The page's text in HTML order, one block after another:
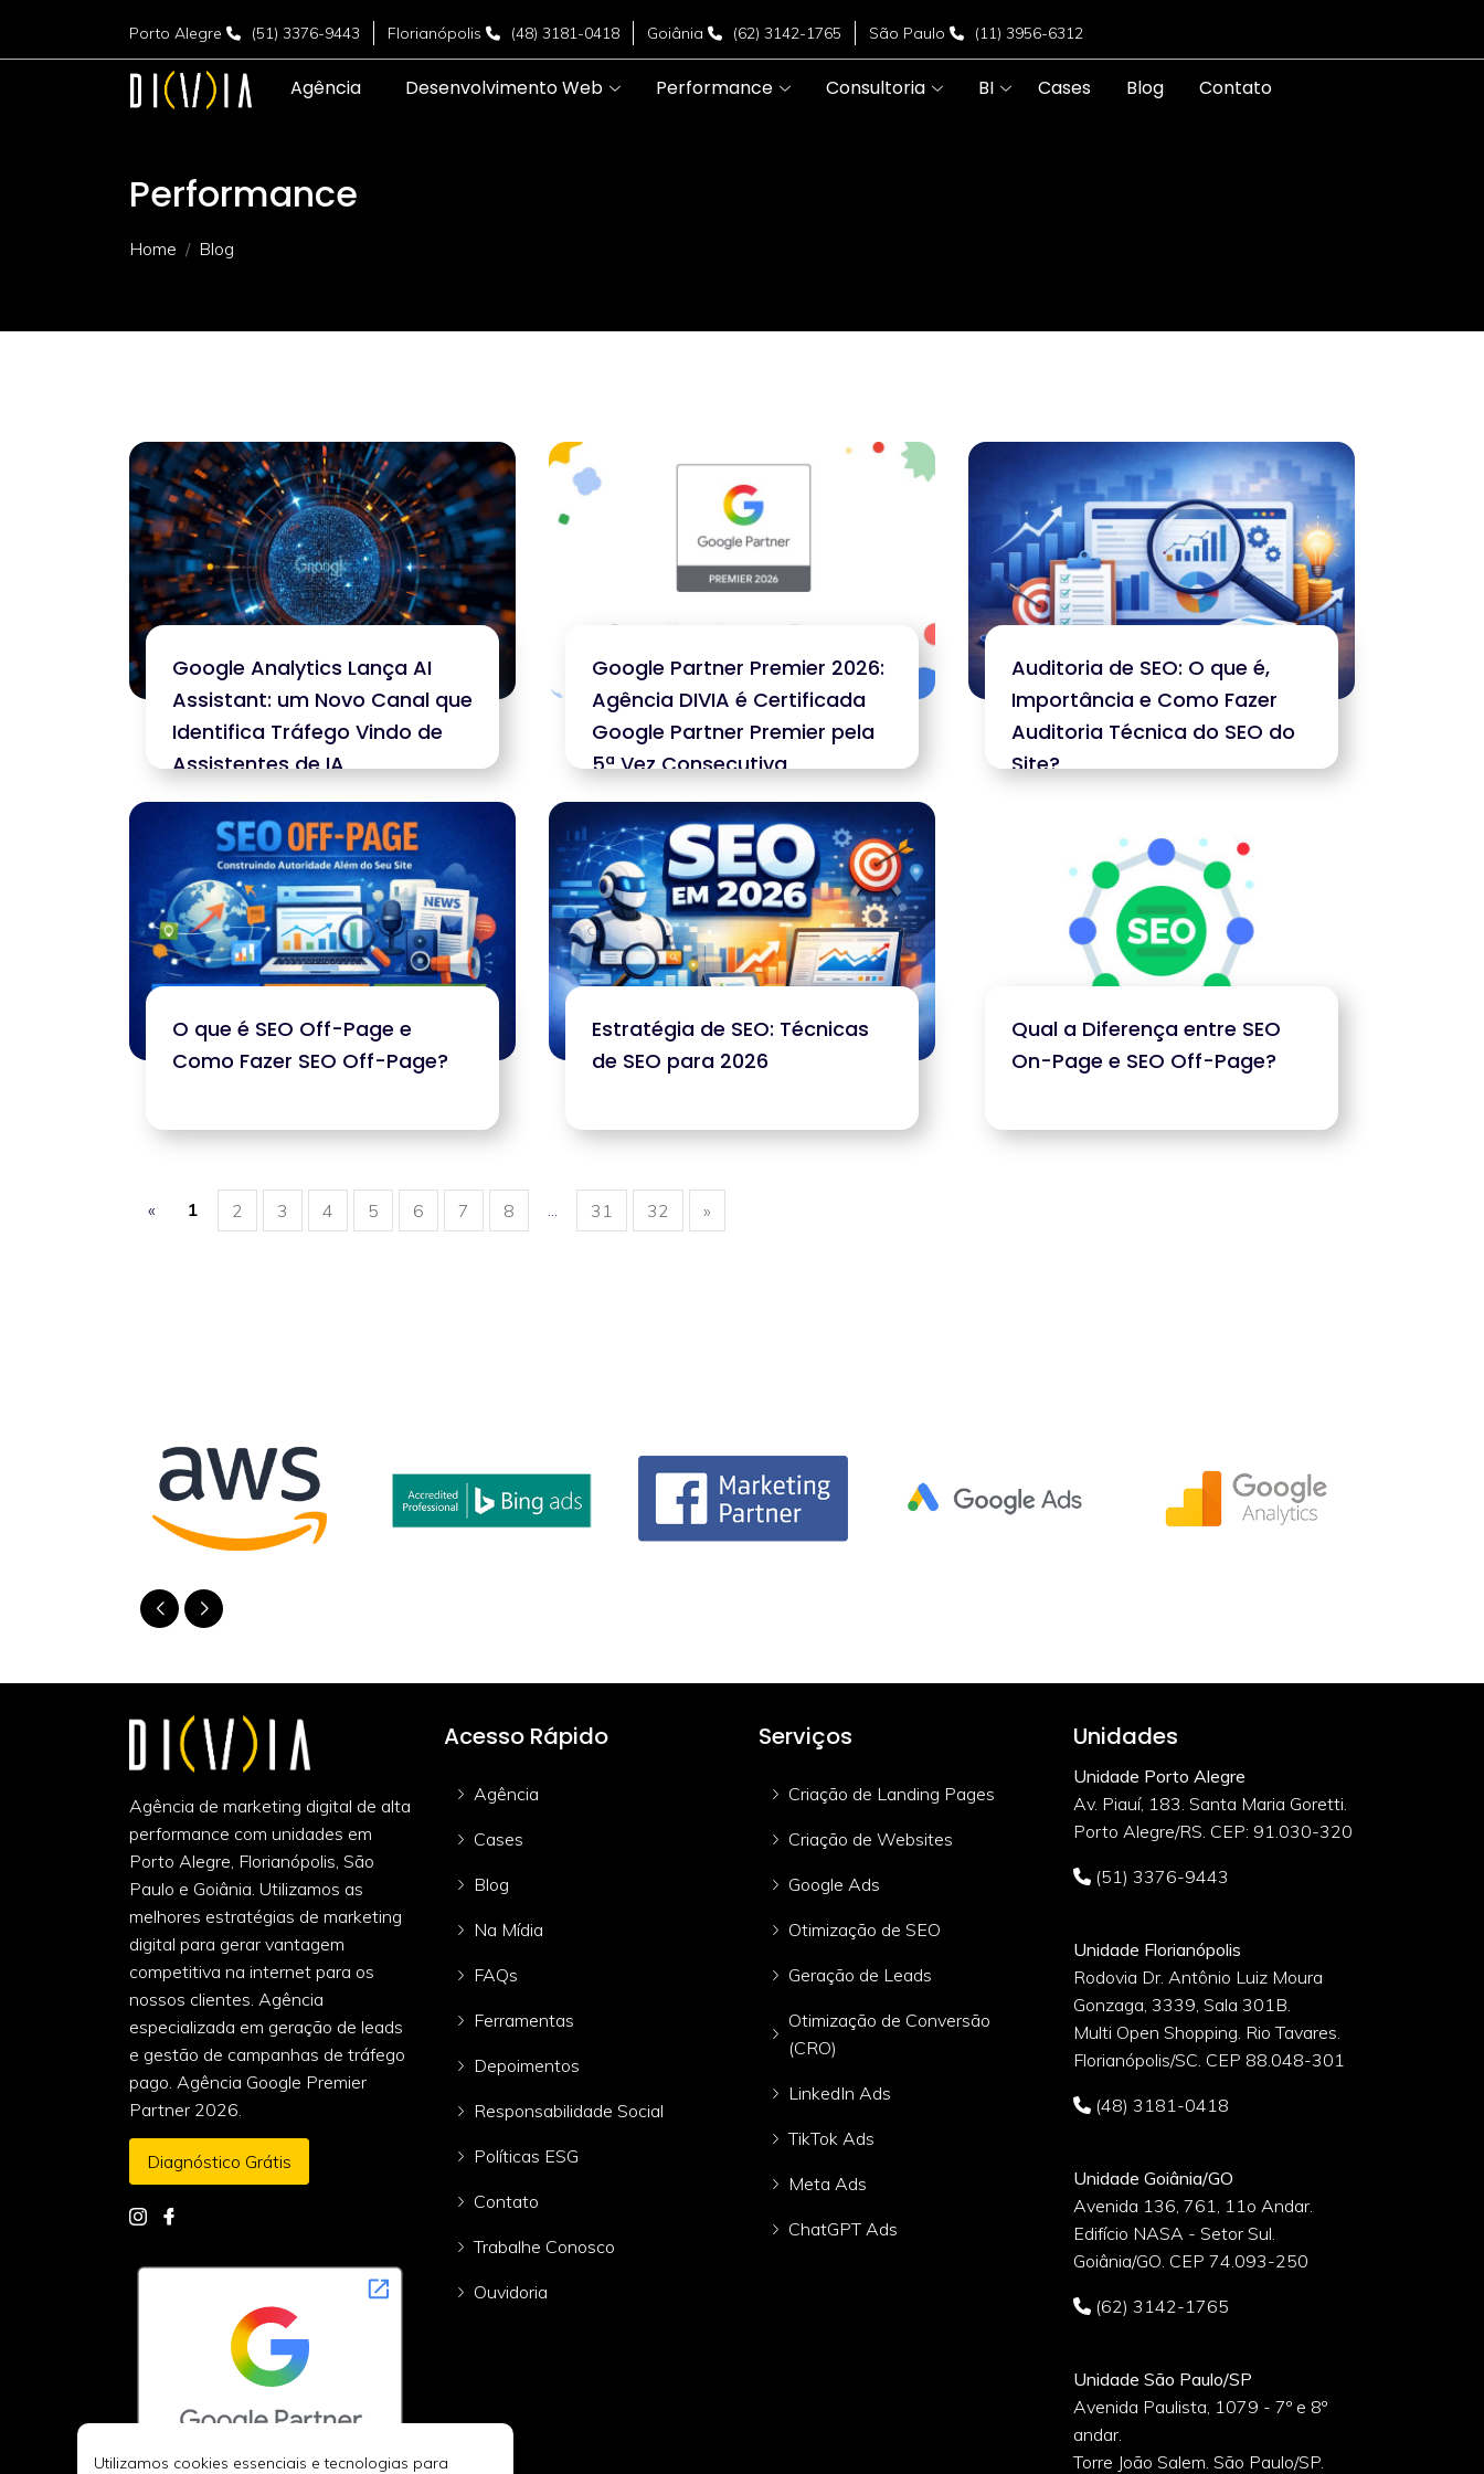
Porto Alegre (51) 3376-9443 Florianópolis (48) 3181-0418 Goiânia (62) 3142-1765 São Paulo (11) 3956-6312
Agência Desenvolvimento Web Performance Consultoria BI Cases Blog Contato
Performance
Home Blog
Google Analytics Lança AI
Assistant: um Novo Canal que
Identifica Tráfego Vindo de
Assistentes de IA
Google Partner Premier 2026:
Agência DIVIA é Certificada
Google Partner Premier pela
5ª Vez Consecutiva
Auditoria de SEO: O que é,
Importância e Como Fazer
Auditoria Técnica do SEO do
Site?
O que é SEO Off-Page e
Como Fazer SEO Off-Page?
Estratégia de SEO: Técnicas
de SEO para 2026
Qual a Diferença entre SEO
On-Page e SEO Off-Page?
« 1 2 3 4 5 6 7 8 31 32 »
Agência de marketing digital de alta
performance com unidades em
Porto Alegre, Florianópolis, São
Paulo e Goiânia. Utilizamos as
melhores estratégias de marketing
digital para gerar vantagem
competitiva na internet para os
nossos clientes. Agência
especializada em geração de leads
e gestão de campanhas de tráfego
pago. Agência Google Premier
Partner 2026.
Diagnóstico Grátis
Acesso Rápido
Agência
Cases
Blog
Na Mídia
FAQs
Ferramentas
Depoimentos
Responsabilidade Social
Políticas ESG
Contato
Trabalhe Conosco
Ouvidoria
Serviços
Criação de Landing Pages
Criação de Websites
Google Ads
Otimização de SEO
Geração de Leads
Otimização de Conversão
(CRO)
LinkedIn Ads
TikTok Ads
Meta Ads
ChatGPT Ads
Unidades
Unidade Porto Alegre
Av. Piauí, 183. Santa Maria Goretti.
Porto Alegre/RS. CEP: 91.030-320
(51) 3376-9443
Unidade Florianópolis
Rodovia Dr. Antônio Luiz Moura
Gonzaga, 3339, Sala 301B.
Multi Open Shopping. Rio Tavares.
Florianópolis/SC. CEP 88.048-301
(48) 3181-0418
Unidade Goiânia/GO
Avenida 136, 761, 11o Andar.
Edifício NASA - Setor Sul.
Goiânia/GO. CEP 74.093-250
(62) 3142-1765
Unidade São Paulo/SP
Avenida Paulista, 1079 - 7º e 8º
andar.
Torre João Salem. São Paulo/SP.
Utilizamos cookies essenciais e tecnologias para